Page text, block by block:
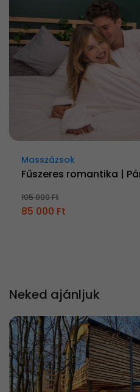
Masszázsok
Fűszeres romantika |
105 000 Ft
85 000 Ft
Neked ajánljuk